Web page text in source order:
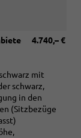
4.740,– €
mit
schwarz,
in den
(Sitzbezüge